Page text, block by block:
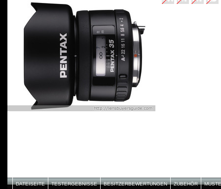
DATEISEITE TESTERGEBNISSE BESITZERBEWERTUNGEN ZUBEHÖR